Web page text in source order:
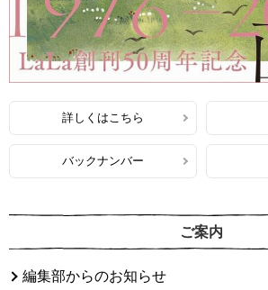
詳しくはこちら
バックナンバー
ご案内
編集部からのお知らせ